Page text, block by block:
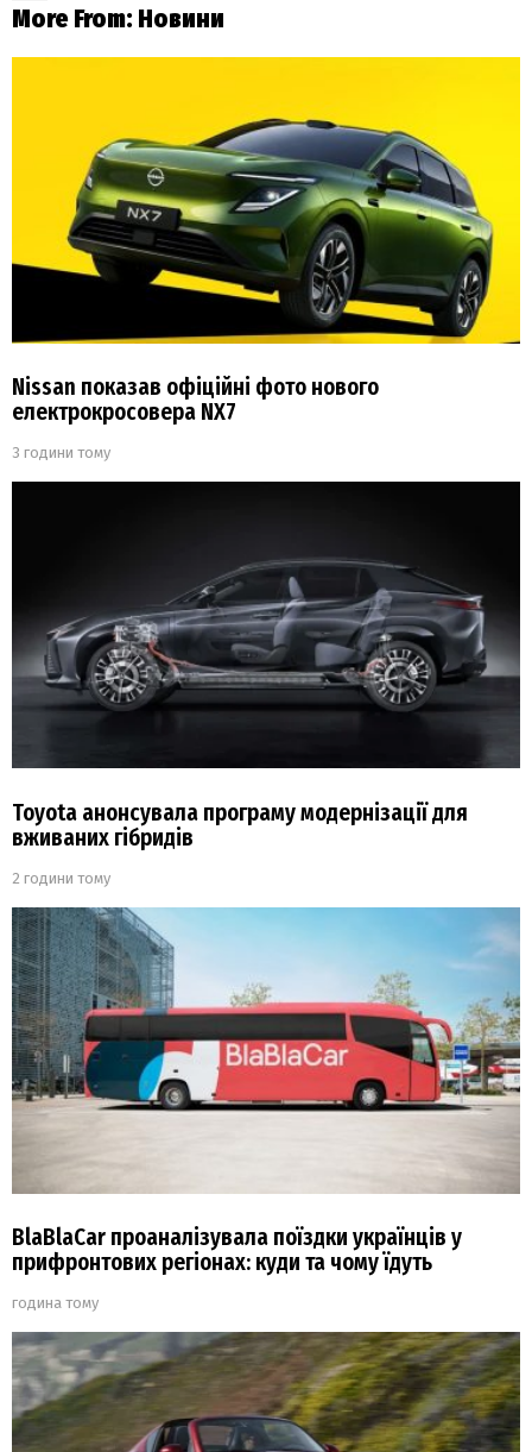
More From: Новини
Nissan показав офіційні фото нового
електрокросовера NX7
3 години тому
Toyota анонсувала програму модернізації для
вживаних гібридів
2 години тому
BlaBlaCar проаналізувала поїздки українців у
прифронтових регіонах: куди та чому їдуть
година тому